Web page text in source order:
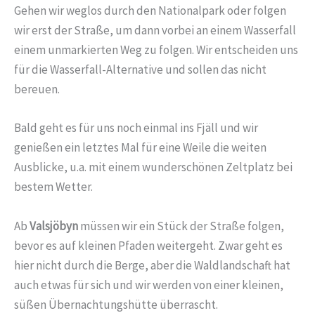
Gehen wir weglos durch den Nationalpark oder folgen
wir erst der Straße, um dann vorbei an einem Wasserfall
einem unmarkierten Weg zu folgen. Wir entscheiden uns
für die Wasserfall-Alternative und sollen das nicht
bereuen.
Bald geht es für uns noch einmal ins Fjäll und wir
genießen ein letztes Mal für eine Weile die weiten
Ausblicke, u.a. mit einem wunderschönen Zeltplatz bei
bestem Wetter.
AbValsjöbynmüssen wir ein Stück der Straße folgen,
bevor es auf kleinen Pfaden weitergeht. Zwar geht es
hier nicht durch die Berge, aber die Waldlandschaft hat
auch etwas für sich und wir werden von einer kleinen,
süßen Übernachtungshütte überrascht.